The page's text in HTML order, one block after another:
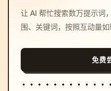
让 AI 帮忙搜索数万提示词
围、关键词，按照互动量如
免费